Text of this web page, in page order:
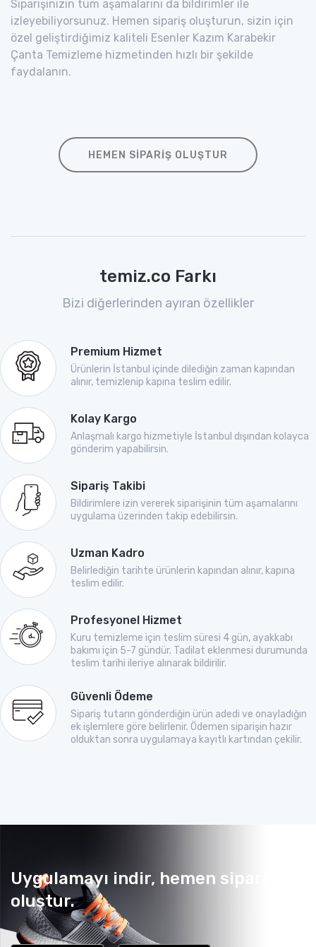
Siparişinizin tüm aşamalarını da bildirimler ile
izleyebiliyorsunuz. Hemen sipariş oluşturun, sizin için
özel geliştirdiğimiz kaliteli Esenler Kazım Karabekir
Çanta Temizleme hizmetinden hızlı bir şekilde
faydalanın.
HEMEN SIPARIŞ OLUŞTUR
temiz.co Farkı
Bizi diğerlerinden ayıran özellikler
Premium Hizmet
Ürünlerin İstanbul içinde dilediğin zaman kapından
alınır, temizlenip kapına teslim edilir.
Kolay Kargo
Anlaşmalı kargo hizmetiyle İstanbul dışından kolayca
gönderim yapabilirsin.
Sipariş Takibi
Bildirimlere izin vererek siparişinin tüm aşamalarını
uygulama üzerinden takip edebilirsin.
Uzman Kadro
Belirlediğin tarihte ürünlerin kapından alınır, kapına
teslim edilir.
Profesyonel Hizmet
Kuru temizleme için teslim süresi 4 gün, ayakkabı
bakımı için 5-7 gündür. Tadilat eklenmesi durumunda
teslim tarihi ileriye alınarak bildirilir.
Güvenli Ödeme
Sipariş tutarın gönderdiğin ürün adedi ve onayladığın
ek işlemlere göre belirlenir. Ödemen siparişin hazır
olduktan sonra uygulamaya kayıtlı kartından çekilir.
Uygulamayı indir, hemen sipariş
oluştur.